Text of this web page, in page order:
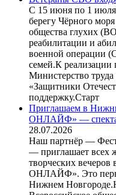
С 15 июня по 1 июля
берегу Чёрного
общества глухих
реабилитации и
военной операции
семей.К
Министерство
«Защитники
поддержку.Старт
Приглашаем в
ОНЛАЙФ» —
28.07.2026
Наш партнёр —
— приглашает всех
творческих вечеров
ОНЛАЙФ». Это
Нижнем